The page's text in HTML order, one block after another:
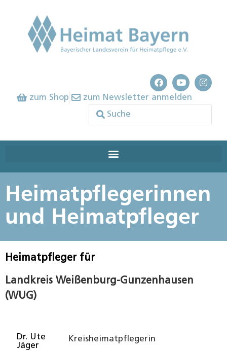
zum Shop zum Newsletter anmelden
Heimatpflegerinnen
und Heimatpfleger
Heimatpfleger für
Landkreis Weißenburg-Gunzenhausen
(WUG)
Dr. Ute
Jäger
Kreisheimatpflegerin